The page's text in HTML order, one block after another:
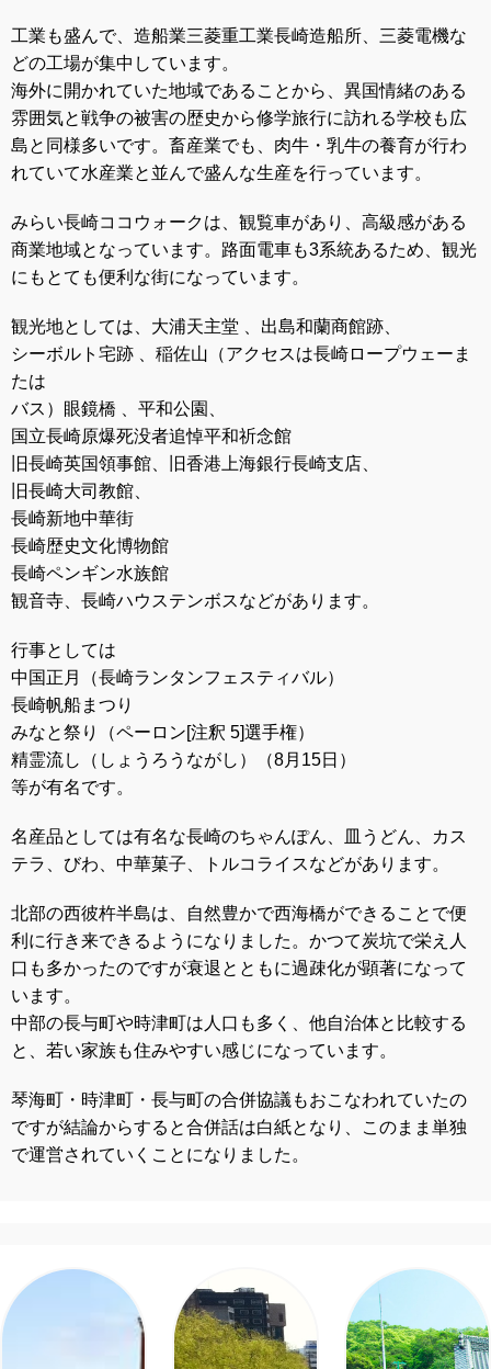
工業も盛んで、造船業三菱重工業長崎造船所、三菱電機な
どの工場が集中しています。
海外に開かれていた地域であることから、異国情緒のある
雰囲気と戦争の被害の歴史から修学旅行に訪れる学校も広
島と同様多いです。畜産業でも、肉牛・乳牛の養育が行わ
れていて水産業と並んで盛んな生産を行っています。
みらい長崎ココウォークは、観覧車があり、高級感がある
商業地域となっています。路面電車も3系統あるため、観光
にもとても便利な街になっています。
観光地としては、大浦天主堂 、出島和蘭商館跡、
シーボルト宅跡 、稲佐山（アクセスは長崎ロープウェーま
たは
バス）眼鏡橋 、平和公園、
国立長崎原爆死没者追悼平和祈念館
旧長崎英国領事館、旧香港上海銀行長崎支店、
旧長崎大司教館、
長崎新地中華街
長崎歴史文化博物館
長崎ペンギン水族館
観音寺、 長崎ハウステンボスなどがあります。
行事としては
中国正月（長崎ランタンフェスティバル）
長崎帆船まつり
みなと祭り（ペーロン[注釈 5]選手権）
精霊流し（しょうろうながし）（8月15日）
等が有名です。
名産品としては有名な長崎のちゃんぽん、皿うどん、カス
テラ、びわ、中華菓子、トルコライスなどがあります。
北部の西彼杵半島は、自然豊かで西海橋ができることで便
利に行き来できるようになりました。かつて炭坑で栄え人
口も多かったのですが衰退とともに過疎化が顕著になって
います。
中部の長与町や時津町は人口も多く、他自治体と比較する
と、若い家族も住みやすい感じになっています。
琴海町・時津町・長与町の合併協議もおこなわれていたの
ですが結論からすると合併話は白紙となり、このまま単独
で運営されていくことになりました。